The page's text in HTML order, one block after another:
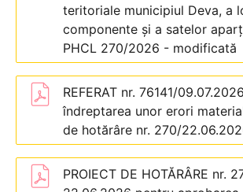
teritoriale municipiul Deva, a
componente și a satelor
PHCL 270/2026 - modificată
REFERAT nr. 76141/
îndreptarea unor erori
de hotărâre nr. 270/
PROIECT DE HOTĂRÂRE nr.